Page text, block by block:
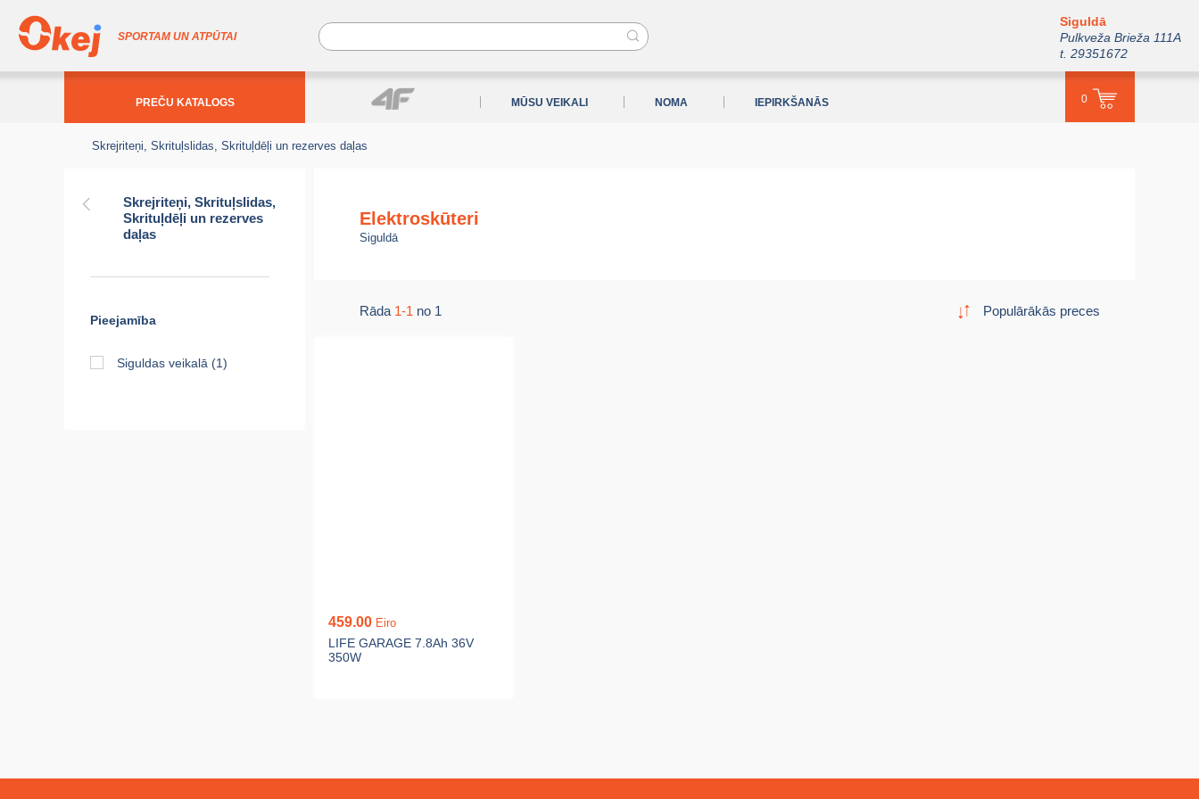
SPORTAM UN ATPŪTAI
Siguldā
Pulkveža Brieža 111A
t. 29351672
PREČU KATALOGS MŪSU VEIKALI NOMA IEPIRKŠANĀS 0
Skrejriteņi, Skrituļslidas, Skrituļdēļi un rezerves daļas
Skrejriteņi, Skrituļslidas,
Skrituļdēļi un rezerves
daļas
Pieejamība
Siguldas veikalā (1)
Elektroskūteri
Siguldā
Rāda 1-1 no 1 Populārākās preces
459.00 Eiro
LIFE GARAGE 7.8Ah 36V
350W